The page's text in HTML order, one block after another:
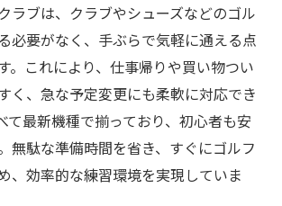
気のシミュレーションゴルフ活用
しむ高崎市のインドアゴルフスズヨ
ゴルフスクールで手軽にゴルフ体
ラブは、クラブやシューズなどのゴル
必要がなく、手ぶらで気軽に通える点
。これにより、仕事帰りや買い物つい
く、急な予定変更にも柔軟に対応でき
て最新機種で揃っており、初心者も安
無駄な準備時間を省き、すぐにゴルフ
、効率的な練習環境を実現していま